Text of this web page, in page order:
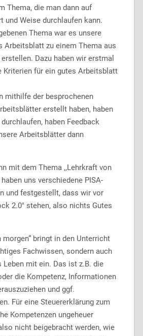
Thema, die man dann auf
und Weise durchlaufen kann.
Thema war es unsere
Arbeitsblatt zu einem Thema aus
Dazu haben wir erstmal
Kriterien für ein gutes Arbeitsblatt
mithilfe der besprochenen
erstellt haben, haben
haben Feedback
Arbeitsblätter dann
mit dem Thema ,,Lehrkraft von
uns verschiedene PISA-
und festgestellt, dass wir vor
2.0″ stehen, also nichts Gutes
morgen“ bringt in den Unterricht
Fachwissen, sondern auch
Leben mit ein. Das ist z.B. die
die Kompetenz, Informationen
und ggf.
Für eine Steuererklärung zum
Kompetenzen ungeheuer
nicht beigebracht werden, wie